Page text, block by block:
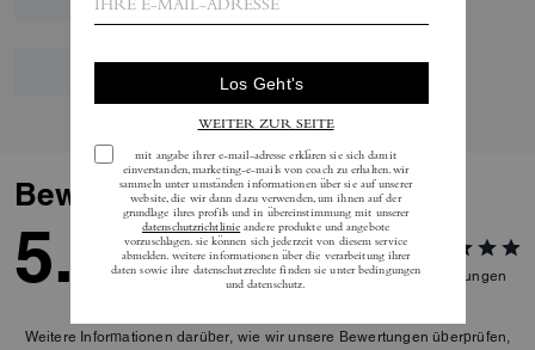
Bewertungen
5.0 4 Bewertungen
Weitere Informationen darüber, wie wir unsere Bewertungen überprüfen,